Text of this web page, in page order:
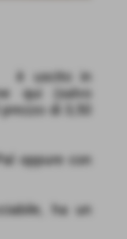
è uscito in
qui (salvo
di 3,50
oppure con
ha un